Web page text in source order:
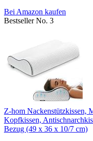
Bei Amazon kaufen
Bestseller No. 3
Z-hom Nackenstützkissen,
Kopfkissen,
Bezug (49 x 36 x 10/7 cm)